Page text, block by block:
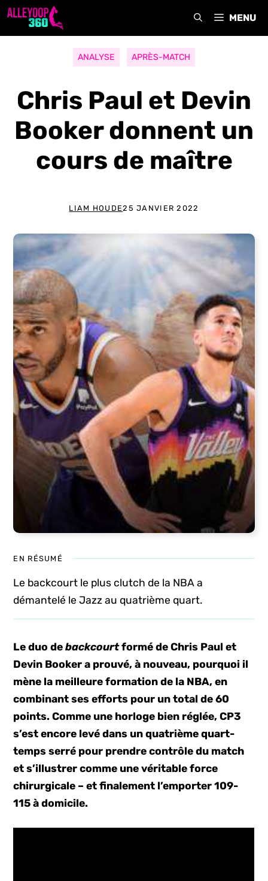
Aller
MENU
ANALYSE APRÈS-MATCH
Chris Paul et Devin
Booker donnent un
cours de maître
LIAM HOUDE25 JANVIER 2022
EN RÉSUMÉ
Le backcourt le plus clutch de la NBA a
démantelé le Jazz au quatrième quart.
Le duo debackcourtformé de Chris Paul et
Devin Booker a prouvé, à nouveau, pourquoi il
mène la meilleure formation de la NBA, en
combinant ses efforts pour un total de 60
points. Comme une horloge bien réglée, CP3
s’est encore levé dans un quatrième quart-
temps serré pour prendre contrôle du match
et s’illustrer comme une véritable force
chirurgicale – et finalement l’emporter 109-
115 à domicile.